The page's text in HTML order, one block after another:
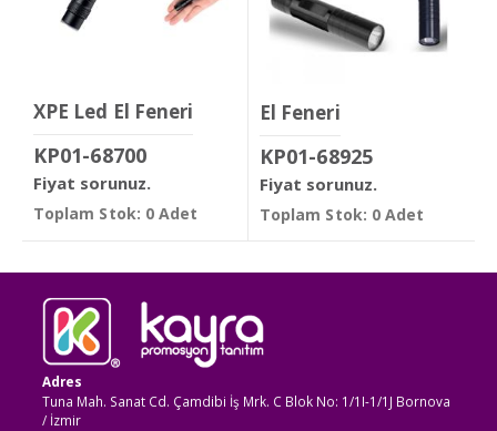
XPE Led El Feneri
KP01-68700
Fiyat sorunuz.
Toplam Stok: 0 Adet
El Feneri
KP01-68925
Fiyat sorunuz.
Toplam Stok: 0 Adet
Adres
Tuna Mah. Sanat Cd. Çamdibi İş Mrk. C Blok No: 1/1I-1/1J Bornova
/ İzmir